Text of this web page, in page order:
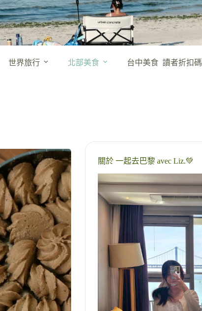
世界旅行 北部美食 台中美食 讀者折扣碼
關於 一起去巴黎 avec Liz.💚